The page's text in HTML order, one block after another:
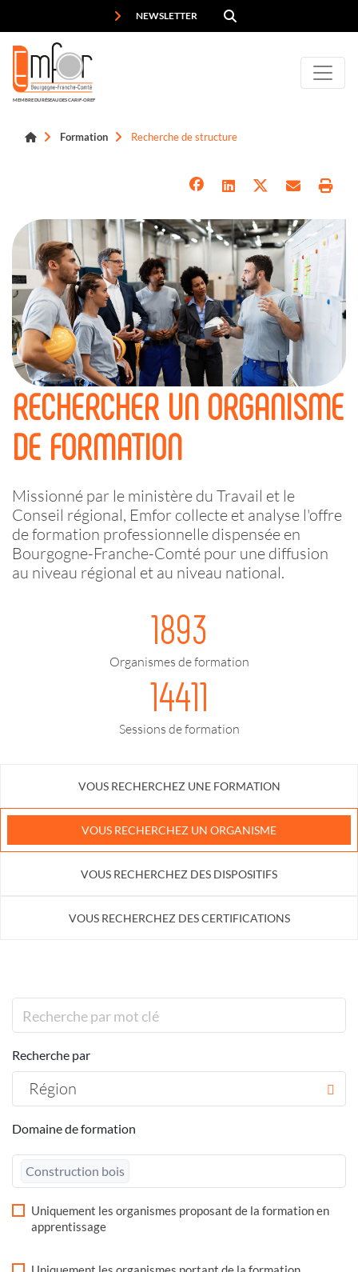
NEWSLETTER
MEMBRE DU RÉSEAU DES CARIF-OREF
Formation Recherche de structure
RECHERCHER UN ORGANISME
DE FORMATION
Missionné par le ministère du Travail et le
Conseil régional, Emfor collecte et analyse l'offre
de formation professionnelle dispensée en
Bourgogne-Franche-Comté pour une diffusion
au niveau régional et au niveau national.
1893
Organismes de formation
14411
Sessions de formation
VOUS RECHERCHEZ UNE FORMATION
VOUS RECHERCHEZ UN ORGANISME
VOUS RECHERCHEZ DES DISPOSITIFS
VOUS RECHERCHEZ DES CERTIFICATIONS
Recherche par
Région
Domaine de formation
Construction bois
Uniquement les organismes proposant de la formation en
apprentissage
Panneau de gestion des cookies